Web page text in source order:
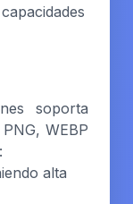
soporta
WEBP
alta